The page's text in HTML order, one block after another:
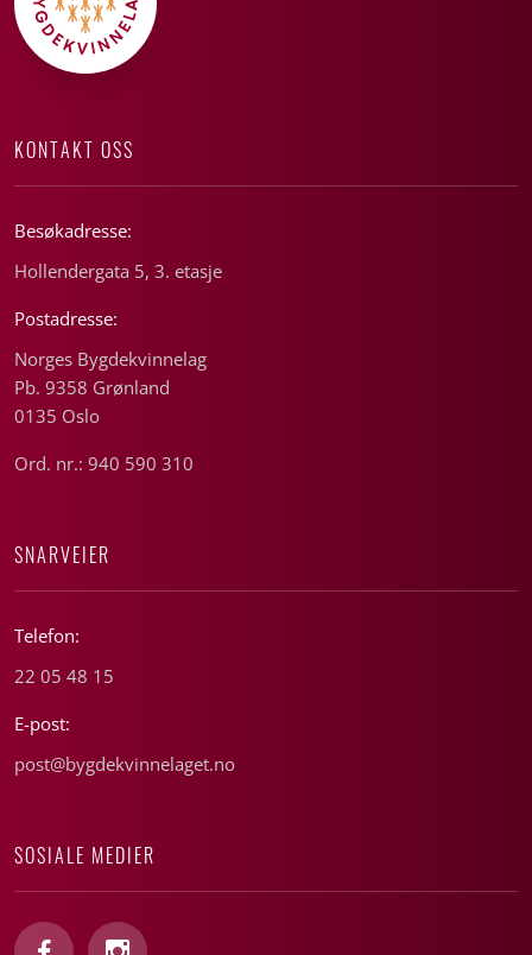
KONTAKT OSS
Besøkadresse:
Hollendergata 5, 3. etasje
Postadresse:
Norges Bygdekvinnelag
Pb. 9358 Grønland
0135 Oslo
Ord. nr.: 940 590 310
SNARVEIER
Telefon:
22 05 48 15
E-post:
post@bygdekvinnelaget.no
SOSIALE MEDIER